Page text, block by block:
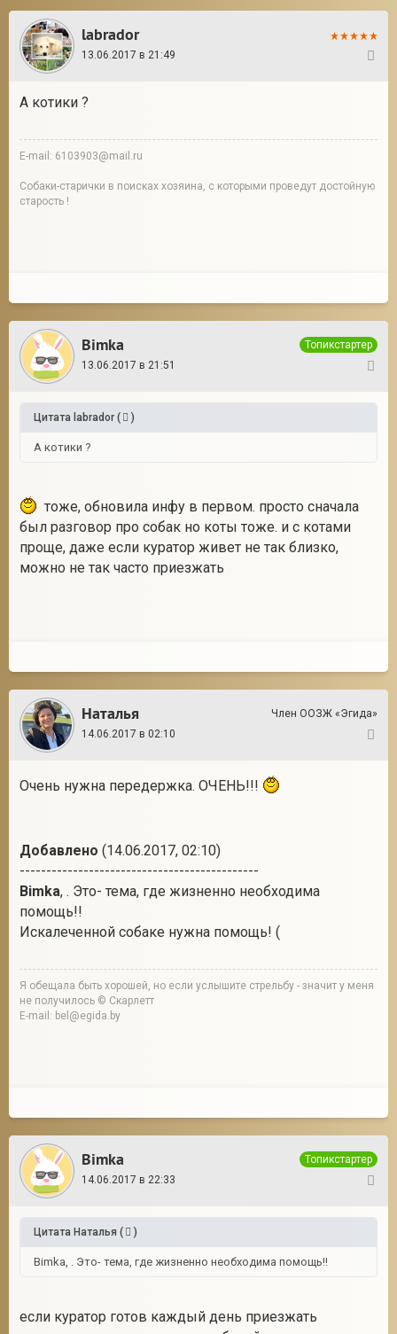
labrador
13.06.2017 в 21:49
А котики ?
E-mail: 6103903@mail.ru
Собаки-старички в поисках хозяина, с которыми проведут достойную
старость !
Bimka
Топикстартер
13.06.2017 в 21:51
Цитата labrador ( )
А котики ?
тоже, обновила инфу в первом. просто сначала
был разговор про собак но коты тоже. и с котами
проще, даже если куратор живет не так близко,
можно не так часто приезжать
Наталья
Член ООЗЖ «Эгида»
14.06.2017 в 02:10
Очень нужна передержка. ОЧЕНЬ!!!
Добавлено (14.06.2017, 02:10)
---------------------------------------------
Bimka, . Это- тема, где жизненно необходима
помощь!!
Искалеченной собаке нужна помощь! (
Я обещала быть хорошей, но если услышите стрельбу - значит у меня
не получилось © Скарлетт
E-mail: bel@egida.by
Bimka
Топикстартер
14.06.2017 в 22:33
Цитата Наталья ( )
Bimka, . Это- тема, где жизненно необходима помощь!!
если куратор готов каждый день приезжать